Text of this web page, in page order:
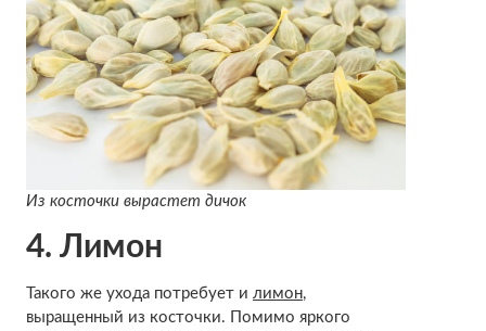
Из косточки вырастет дичок
4. Лимон
Такого же ухода потребует и лимон,
выращенный из косточки. Помимо яркого